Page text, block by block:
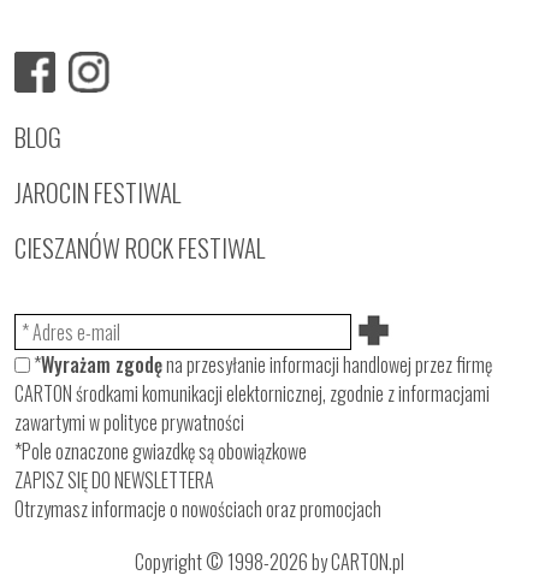
BLOG
JAROCIN FESTIWAL
CIESZANÓW ROCK FESTIWAL
*Wyrażam zgodęna przesyłanie informacji handlowej przez firmę
CARTON środkami komunikacji elektornicznej, zgodnie z informacjami
zawartymi wpolityce prywatności
*Pole oznaczone gwiazdkę są obowiązkowe
ZAPISZ SIĘ DO NEWSLETTERA
Otrzymasz informacje o nowościach oraz promocjach
Copyright © 1998-2026 by CARTON.pl